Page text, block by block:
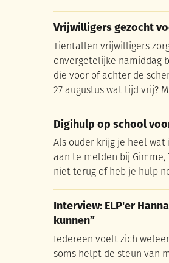
Vrijwilligers gezocht
Vrijwilligers gezocht
Tientallen vrijwilligers
onvergetelijke namiddag
die voor of achter de
27 augustus wat tijd vrij?
Digihulp op school
Digihulp op school
Als ouder krijg je heel
aan te melden bij Gimme,
niet terug of heb je hulp
Interview: ELP'er
Interview: ELP'er
kunnen”
Iedereen voelt zich
soms helpt de steun van